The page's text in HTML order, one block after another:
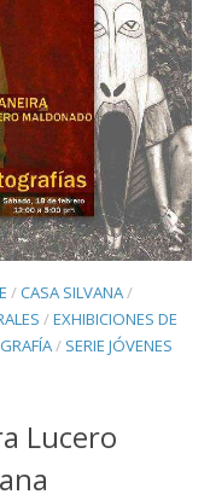
/CASA SILVANA/
/EXHIBICIONES DE
/ SERIE JÓVENES
Lucero